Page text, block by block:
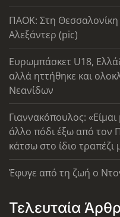
ΠΑΟΚ: Στη Θεσσαλονίκη
Αλεξάντερ (pic)
Ευρωμπάσκετ U18,
αλλά ηττήθηκε και
Νεανίδων
Γιαννακόπουλος:
άλλο πόδι έξω από τον
κάτσω στο ίδιο
Έφυγε από τη ζωή ο
Τελευταία